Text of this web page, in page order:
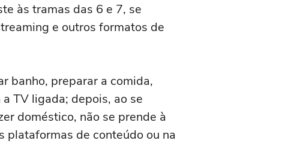
às tramas das 6 e 7, se
e outros formatos de
banho, preparar a comida,
TV ligada; depois, ao se
doméstico, não se prende à
plataformas de conteúdo ou na